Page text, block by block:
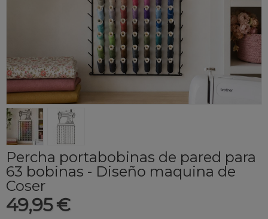
Percha portabobinas de pared para
63 bobinas - Diseño maquina de
Coser
49,95 €